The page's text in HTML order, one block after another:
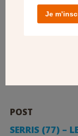
En plus d’une
Dame», à La
POST
SERRIS (77) –
Je